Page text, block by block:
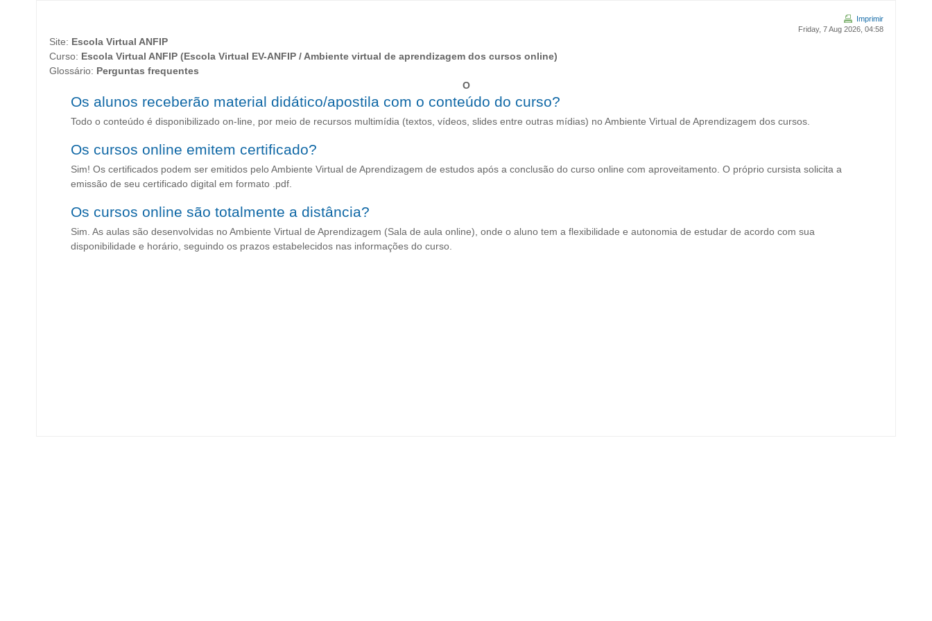
Imprimir
Friday, 7 Aug 2026, 04:58
Site: Escola Virtual ANFIP
Curso: Escola Virtual ANFIP (Escola Virtual EV-ANFIP / Ambiente virtual de aprendizagem dos cursos online)
Glossário: Perguntas frequentes
O
Os alunos receberão material didático/apostila com o conteúdo do curso?
Todo o conteúdo é disponibilizado on-line, por meio de recursos multimídia (textos, vídeos, slides entre outras mídias) no Ambiente Virtual de Aprendizagem dos cursos.
Os cursos online emitem certificado?
Sim! Os certificados podem ser emitidos pelo Ambiente Virtual de Aprendizagem de estudos após a conclusão do curso online com aproveitamento. O próprio cursista solicita a
emissão de seu certificado digital em formato .pdf.
Os cursos online são totalmente a distância?
Sim. As aulas são desenvolvidas no Ambiente Virtual de Aprendizagem (Sala de aula online), onde o aluno tem a flexibilidade e autonomia de estudar de acordo com sua
disponibilidade e horário, seguindo os prazos estabelecidos nas informações do curso.